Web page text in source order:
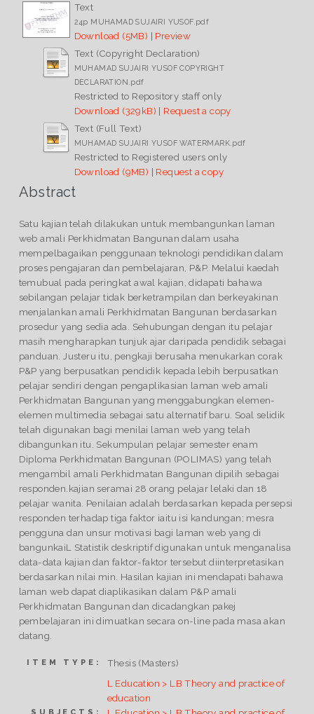
Text
24p MUHAMAD SUJAIRI YUSOF.pdf
Download (5MB) | Preview
Text (Copyright Declaration)
MUHAMAD SUJAIRI YUSOF COPYRIGHT
DECLARATION.pdf
Restricted to Repository staff only
Download (329kB) | Request a copy
Text (Full Text)
MUHAMAD SUJAIRI YUSOF WATERMARK.pdf
Restricted to Registered users only
Download (9MB) | Request a copy
Abstract
Satu kajian telah dilakukan untuk membangunkan laman
web amali Perkhidmatan Bangunan dalam usaha
mempelbagaikan penggunaan teknologi pendidikan dalam
proses pengajaran dan pembelajaran, P&P. Melalui kaedah
temubual pada peringkat awal kajian, didapati bahawa
sebilangan pelajar tidak berketrampilan dan berkeyakinan
menjalankan amali Perkhidmatan Bangunan berdasarkan
prosedur yang sedia ada. Sehubungan dengan itu pelajar
masih mengharapkan tunjuk ajar daripada pendidik sebagai
panduan. Justeru itu, pengkaji berusaha menukarkan corak
P&P yang berpusatkan pendidik kepada lebih berpusatkan
pelajar sendiri dengan pengaplikasian laman web amali
Perkhidmatan Bangunan yang menggabungkan elemen-
elemen multimedia sebagai satu alternatif baru. Soal selidik
telah digunakan bagi menilai laman web yang telah
dibangunkan itu. Sekumpulan pelajar semester enam
Diploma Perkhidmatan Bangunan (POLIMAS) yang telah
mengambil amali Perkhidmatan Bangunan dipilih sebagai
responden.kajian seramai 28 orang pelajar lelaki dan 18
pelajar wanita. Penilaian adalah berdasarkan kepada persepsi
responden terhadap tiga faktor iaitu isi kandungan; mesra
pengguna dan unsur motivasi bagi laman web yang di
bangunkaiL Statistik deskriptif digunakan untuk menganalisa
data-data kajian dan faktor-faktor tersebut diinterpretasikan
berdasarkan nilai min. Hasilan kajian ini mendapati bahawa
laman web dapat diaplikasikan dalam P&P amali
Perkhidmatan Bangunan dan dicadangkan pakej
pembelajaran ini dimuatkan secara on-line pada masa akan
datang.
ITEM TYPE: Thesis (Masters)
L Education > LB Theory and practice of
education